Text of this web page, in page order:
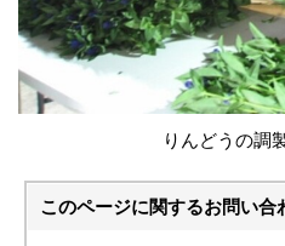
りんどうの調
このページに関するお問い合